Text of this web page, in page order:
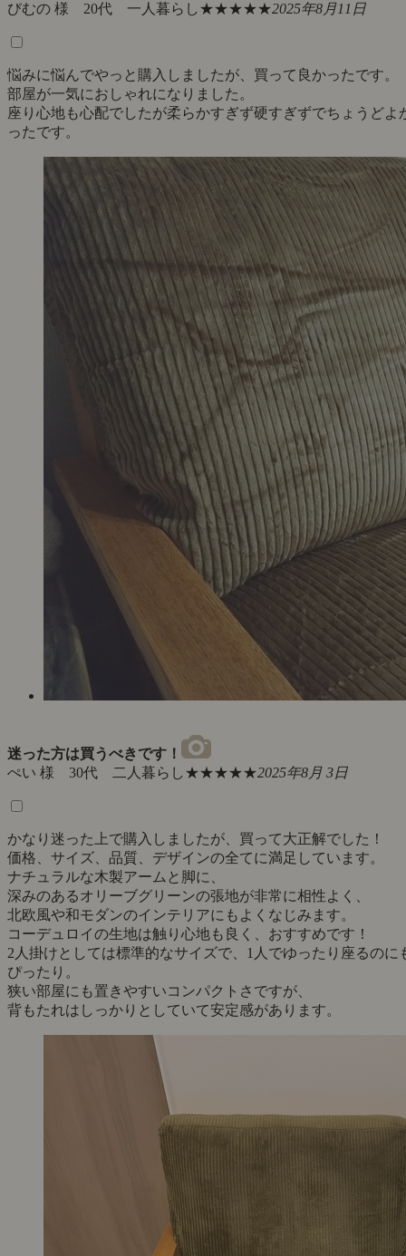
びむの 様 20代 一人暮らし★★★★★2025年8月11日
悩みに悩んでやっと購入しましたが、買って良かったです。
部屋が一気におしゃれになりました。
座り心地も心配でしたが柔らかすぎず硬すぎずでちょうどよ
ったです。
迷った方は買うべきです！
ぺい 様 30代 二人暮らし★★★★★2025年8月 3日
かなり迷った上で購入しましたが、買って大正解でした！
価格、サイズ、品質、デザインの全てに満足しています。
ナチュラルな木製アームと脚に、
深みのあるオリーブグリーンの張地が非常に相性よく、
北欧風や和モダンのインテリアにもよくなじみます。
コーデュロイの生地は触り心地も良く、おすすめです！
2人掛けとしては標準的なサイズで、1人でゆったり座るのに
ぴったり。
狭い部屋にも置きやすいコンパクトさですが、
背もたれはしっかりとしていて安定感があります。